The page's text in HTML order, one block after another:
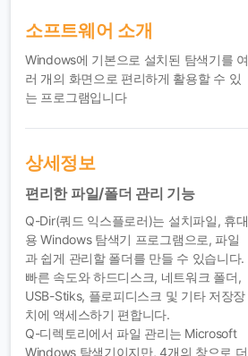
소프트웨어 소개
Windows에 기본으로 설치된 탐색기를 여
러 개의 화면으로 편리하게 활용할 수 있
는 프로그램입니다
상세정보
편리한 파일/폴더 관리 기능
Q-Dir(쿼드 익스플로러)는 설치파일, 휴대
용 Windows 탐색기 프로그램으로, 파일
과 쉽게 관리할 폴더를 만들 수 있습니다.
빠른 속도와 하드디스크, 네트워크 폴더,
USB-Stiks, 플로피디스크 및 기타 저장장
치에 액세스하기 편합니다.
Q-디렉토리에서 파일 관리는 Microsoft
Windows 탐색기이지만, 4개의 창으로 더